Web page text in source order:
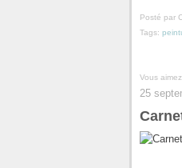
Posté par
Tags:
Vous
25